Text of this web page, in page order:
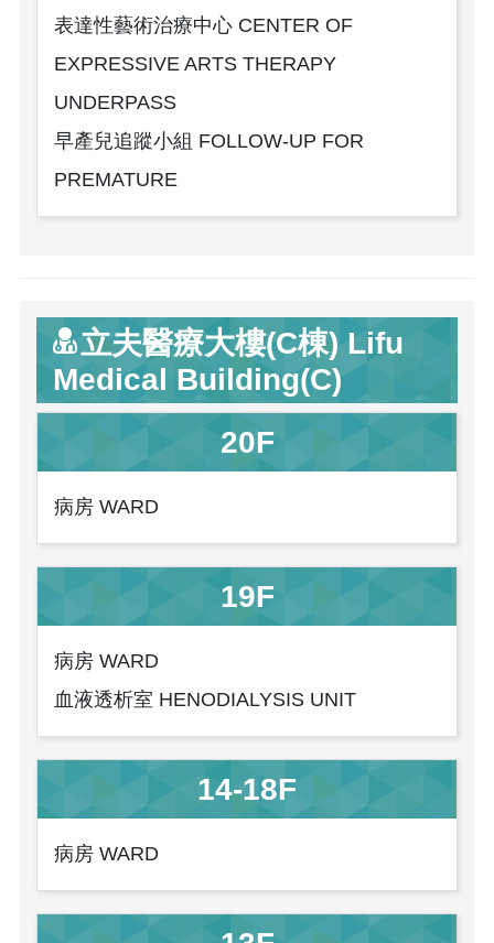
表達性藝術治療中心 CENTER OF
EXPRESSIVE ARTS THERAPY
UNDERPASS
早產兒追蹤小組 FOLLOW-UP FOR
PREMATURE
立夫醫療大樓(C棟) Lifu
Medical Building(C)
20F
病房 WARD
19F
病房 WARD
血液透析室 HENODIALYSIS UNIT
14-18F
病房 WARD